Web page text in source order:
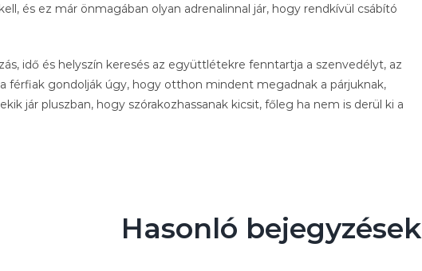
és ez már önmagában olyan adrenalinnal jár, hogy rendkívül csábító
idő és helyszín keresés az együttlétekre fenntartja a szenvedélyt, az
férfiak gondolják úgy, hogy otthon mindent megadnak a párjuknak,
jár pluszban, hogy szórakozhassanak kicsit, főleg ha nem is derül ki a
Hasonló bejegyzések